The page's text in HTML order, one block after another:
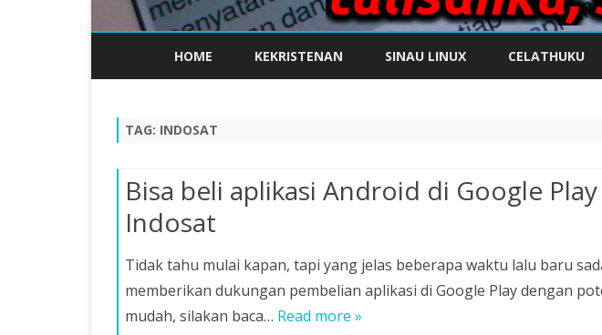
HOME KEKRISTENAN SINAU LINUX CELATHUKU
TAG: INDOSAT
Bisa beli aplikasi Android di Google
Indosat
Tidak tahu mulai kapan, tapi yang jelas beberapa waktu lalu baru
memberikan dukungan pembelian aplikasi di Google Play dengan
mudah, silakan baca… Read more »